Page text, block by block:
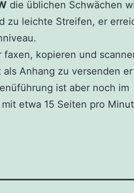
die üblichen Schwächen
zu leichte Streifen, er
faxen, kopieren und
Anhang zu versenden
ist aber noch im
etwa 15 Seiten pro